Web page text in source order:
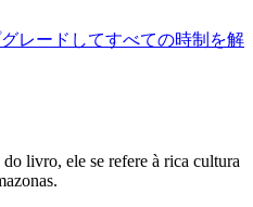
レードしてすべての時制を解
do livro, ele se refere à rica cultura